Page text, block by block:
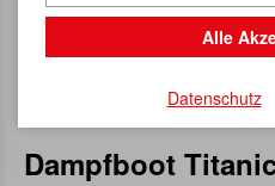
Dampfboot
Alle
Datenschutz